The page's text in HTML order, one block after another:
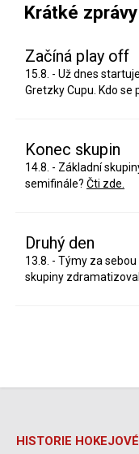
Krátké zprávy
Začíná play off
15.8. - Už dnes
Gretzky Cupu. Kdo se
Konec skupin
14.8. - Základní
semifinále? Čti zde.
Druhý den
13.8. - Týmy za
skupiny
HISTORIE